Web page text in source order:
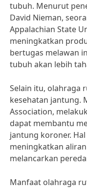
tubuh. Menurut
David Nieman,
Appalachian State
meningkatkan
bertugas melawan
tubuh akan lebih
Selain itu, olahraga
kesehatan jantung.
Association,
dapat membantu
jantung koroner.
meningkatkan
melancarkan
Manfaat olahraga